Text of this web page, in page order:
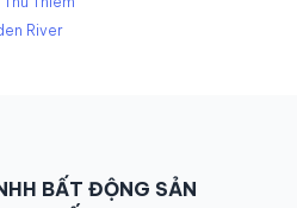
River
BẤT ĐỘNG SẢN